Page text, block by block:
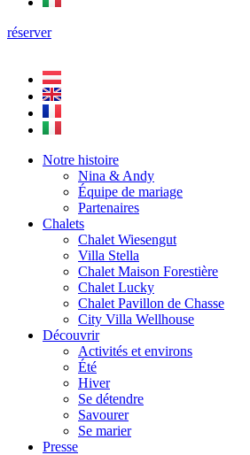
réserver
Notre histoire
Nina & Andy
Équipe de mariage
Partenaires
Chalets
Chalet Wiesengut
Villa Stella
Chalet Maison Forestière
Chalet Lucky
Chalet Pavillon de Chasse
City Villa Wellhouse
Découvrir
Activités et environs
Été
Hiver
Se détendre
Savourer
Se marier
Presse